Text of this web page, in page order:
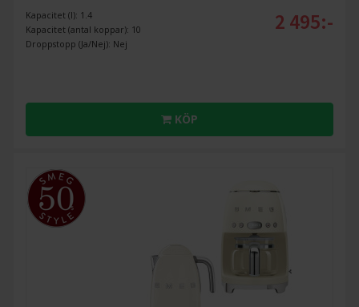
Kapacitet (l): 1.4
Kapacitet (antal koppar): 10
Droppstopp (Ja/Nej): Nej
2 495:-
KÖP